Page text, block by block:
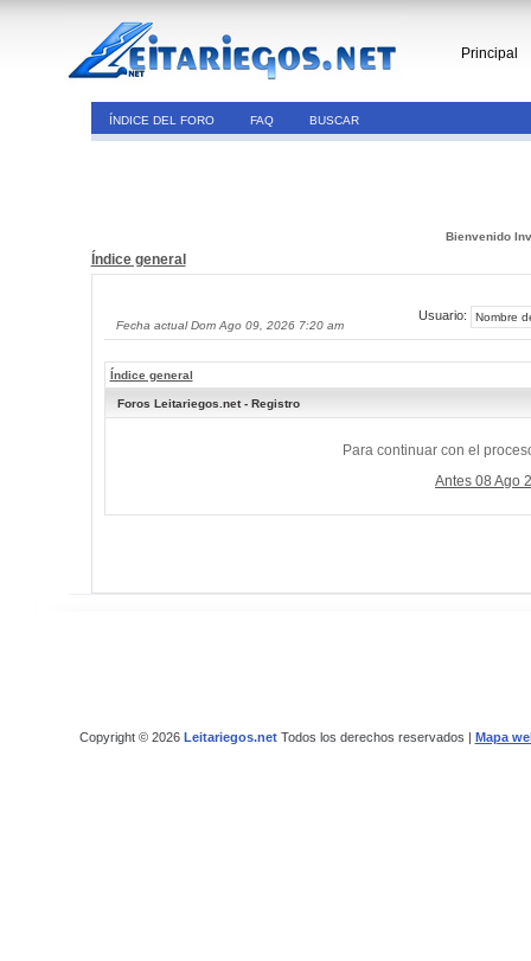
Principal
ÍNDICE DEL FORO FAQ BUSCAR
Bienvenido
Índice general
Fecha actual Dom Ago 09, 2026 7:20 am
Usuario:
Índice general
Foros Leitariegos.net - Registro
Para continuar con el
Antes 08 Ago
Copyright © 2026 Leitariegos.netTodos los derechos reservados | Mapa